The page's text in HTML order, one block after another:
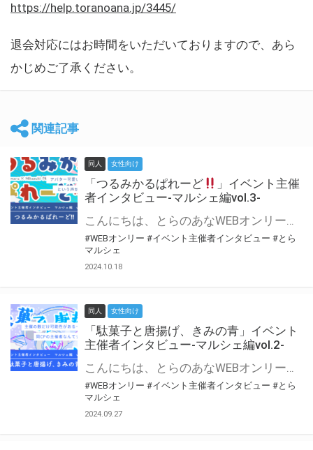
https://help.toranoana.jp/3445/
退会対応にはお時間をいただいておりますので、あら
かじめご了承ください。
関連記事
同人 女性向け
「つるみかるぱれーど
」イベント主催
者インタビュー-マルシェ編vol.3-
こんにちは、とらのあなWEBオンリー運営スタッフです。 新たにお届けする、イベント主催者インタビュー-マルシェ編-は、 とらのあなWEBオンリー「マルシェ」をご利用した主催様に 「マルシェ」を使って開催した感想や心がけをお聞きする企画です。 今回は、WEBオンリー初開催「つるみかるぱれーど
#WEBオンリー #イベント主催者インタビュー #とら
マルシェ
2024.10.18
同人 女性向け
「駄菓子と唐揚げ、きみの青」イベント
主催者インタビュー-マルシェ編vol.2-
こんにちは、とらのあなWEBオンリー運営スタッフです。 新たにお届けする、イベント主催者インタビュー-マルシェ編-は、 とらのあなWEBオンリー「マルシェ」をご利用の主催様に 「マルシェ」を使ってイベントを開催した感想や心がけをお聞きする企画です。 今回は、WEBオンリー初開催「駄菓子と唐揚げ、きみの青」より、 主催のぎこ六屋様にお話を伺いました。 協力：ぎこ六屋様／イベント公式Twitter（@krkgwks） とらのあなWEBオンリー「マルシェ」とは？ WEBオンリーでリアルタイムでコミュニケーションがとれるオンライン会場です。
#WEBオンリー #イベント主催者インタビュー #とら
マルシェ
2024.09.27